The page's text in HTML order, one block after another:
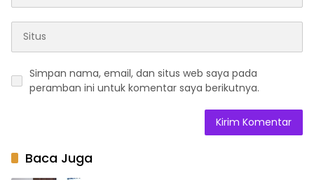
Simpan nama, email, dan situs web saya pada
peramban ini untuk komentar saya berikutnya.
Baca Juga